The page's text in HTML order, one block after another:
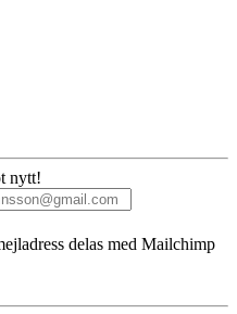
nytt!
delas med Mailchimp